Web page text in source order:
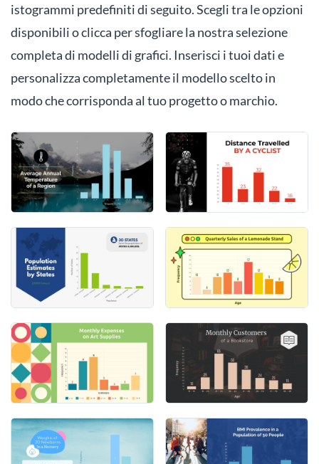
istogrammi predefiniti di seguito. Scegli tra le opzioni
disponibili o clicca per sfogliare la nostra selezione
completa di modelli di grafici. Inserisci i tuoi dati e
personalizza completamente il modello scelto in
modo che corrisponda al tuo progetto o marchio.